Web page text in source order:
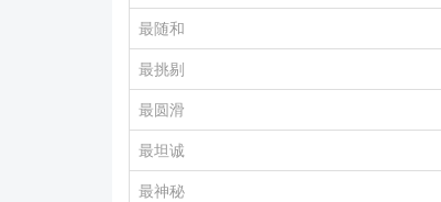
最随和
最挑剔
最圆滑
最坦诚
最神秘